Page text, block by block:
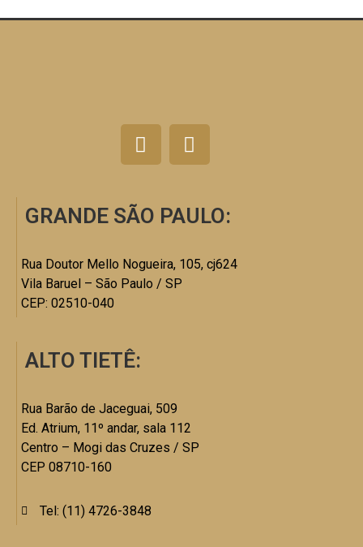
GRANDE SÃO PAULO:
Rua Doutor Mello Nogueira, 105, cj624
Vila Baruel – São Paulo / SP
CEP: 02510-040
ALTO TIETÊ:
Rua Barão de Jaceguai, 509
Ed. Atrium, 11º andar, sala 112
Centro – Mogi das Cruzes / SP
CEP 08710-160
Tel: (11) 4726-3848